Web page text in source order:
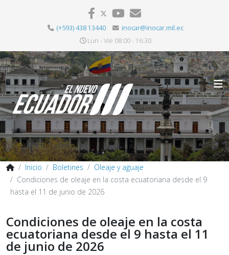
(+593) 438 13440
inocar@inocar.mil.ec
Lun - Vie 08:00 - 16:30
Inicio Boletines
Oleaje y aguaje
Condiciones de oleaje en la costa ecuatoriana desde el 9
hasta el 11 de junio de 2026
Condiciones de oleaje en la costa
ecuatoriana desde el 9 hasta el 11
de junio de 2026